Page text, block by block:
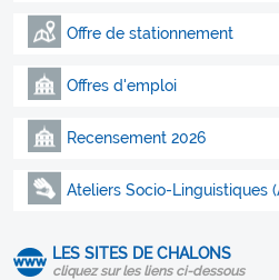
Offre de stationnement
Offres d'emploi
Recensement 2026
Ateliers Socio-Linguistiques
LES SITES DE CHALONS
cliquez sur les liens ci-dessous